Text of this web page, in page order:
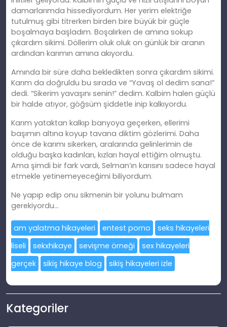
damarlarımda hissediyordum. Her yerim elektriğe
tutulmuş gibi titrerken birden bire büyük bir güçle
boşalmaya başladım. Boşalırken de amına sokup
çıkardım sikimi. Döllerim oluk oluk on günlük bir aranın
ardından karımın amına akıyordu.
Amında bir süre daha bekledikten sonra çıkardım sikimi.
Karım da doğruldu bu sırada ve “Yavaş ol dedim sana!”
dedi. “Sikerim yavaşını senin!” dedim. Kalbim halen güçlü
bir halde atıyor, göğsüm şiddetle inip kalkıyordu.
Karım yataktan kalkıp banyoya geçerken, ellerimi
başımın altına koyup tavana diktim gözlerimi. Daha
önce de karımı sikerken, aralarında gelinlerimin de
olduğu başka kadınları, kızları hayal ettiğim olmuştu.
Ama şimdi bir fark vardı, Selman’ın karısını sadece hayal
etmekle yetinemeyeceğimi biliyordum.
Ne yapıp edip onu sikmenin bir yolunu bulmam
gerekiyordu…
am yalatma hikayeleri entest porno
seks hikayeleri
liseli
sekxhikaye sevişme örneği
sex hikayeleri
gerçek
sikiş hikaye blog sikiş hikayeleri izle
Kategoriler